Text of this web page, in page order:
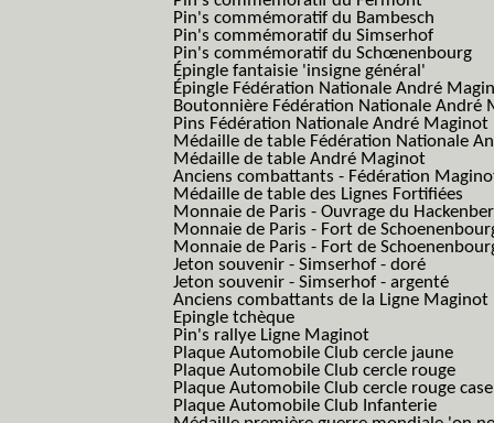
Pin's commémoratif du Bambesch
Pin's commémoratif du Simserhof
Pin's commémoratif du Schœnenbourg
Épingle fantaisie 'insigne général'
Épingle Fédération Nationale André
Boutonnière Fédération Nationale André
Pins Fédération Nationale André Maginot
Médaille de table Fédération Nationale
Médaille de table André Maginot
Anciens combattants - Fédération
Médaille de table des Lignes Fortifiées
Monnaie de Paris - Ouvrage du
Monnaie de Paris - Fort de
Monnaie de Paris - Fort de
Jeton souvenir - Simserhof - doré
Jeton souvenir - Simserhof - argenté
Anciens combattants de la Ligne Maginot
Epingle tchèque
Pin's rallye Ligne Maginot
Plaque Automobile Club cercle jaune
Plaque Automobile Club cercle rouge
Plaque Automobile Club cercle rouge
Plaque Automobile Club Infanterie